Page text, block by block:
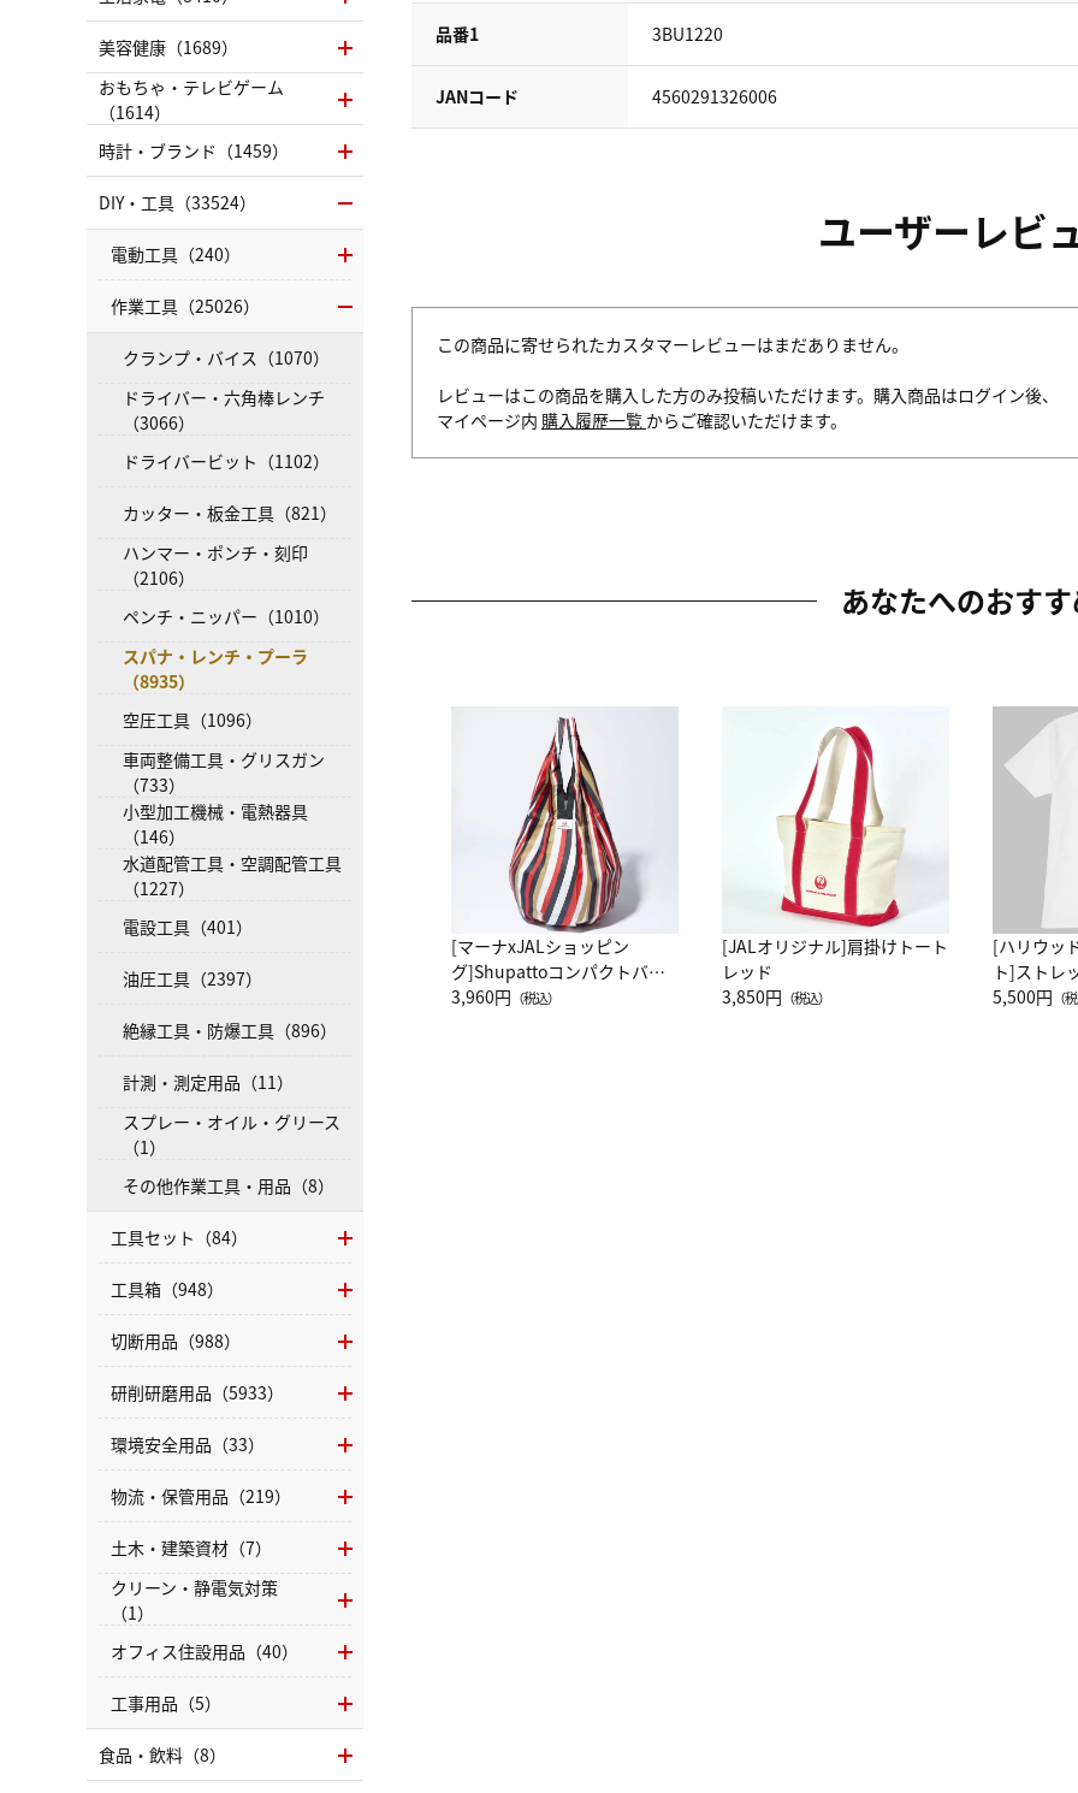
品番1 3BU1220
JANコード 4560291326006
ユーザーレビ
この商品に寄せられたカスタマーレビューはまだありません。
レビューはこの商品を購入した方のみ投稿いただけます。購入商品はログイン後、
マイページ内 購入履歴一覧 からご確認いただけます。
あなたへのおす
[マーナxJALショッピン
グ]Shupattoコンパクトバッ
グ Drop JAL客室乗務員
3,960円 （税込）
[JALオリジナル]肩掛けトート
レッド
3,850円 （税込）
[ハリウッ
ト]ストレ
ーネック
5,500円 （
美容健康（1689）
おもちゃ・テレビゲーム
（1614）
時計・ブランド（1459）
DIY・工具（33524）
電動工具（240）
作業工具（25026）
クランプ・バイス（1070）
ドライバー・六角棒レンチ
（3066）
ドライバービット（1102）
カッター・板金工具（821）
ハンマー・ポンチ・刻印
（2106）
ペンチ・ニッパー（1010）
スパナ・レンチ・プーラ
（8935）
空圧工具（1096）
車両整備工具・グリスガン
（733）
小型加工機械・電熱器具
（146）
水道配管工具・空調配管工具
（1227）
電設工具（401）
油圧工具（2397）
絶縁工具・防爆工具（896）
計測・測定用品（11）
スプレー・オイル・グリース
（1）
その他作業工具・用品（8）
工具セット（84）
工具箱（948）
切断用品（988）
研削研磨用品（5933）
環境安全用品（33）
物流・保管用品（219）
土木・建築資材（7）
クリーン・静電気対策
（1）
オフィス住設用品（40）
工事用品（5）
食品・飲料（8）